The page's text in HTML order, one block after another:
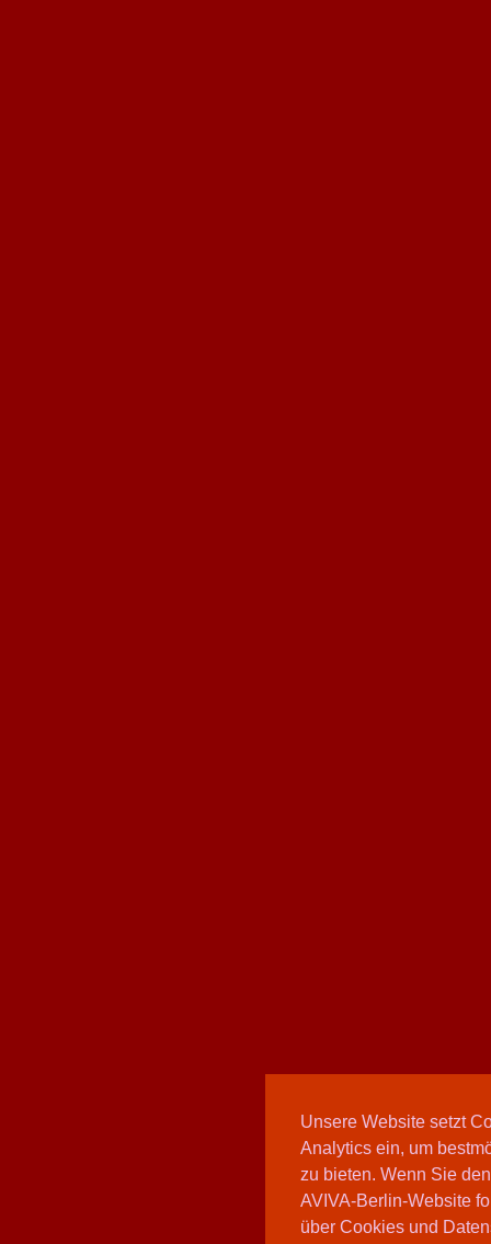
Unsere Website setzt
Analytics ein, um
zu bieten. Wenn Sie
AVIVA-Berlin-Website
über Cookies und